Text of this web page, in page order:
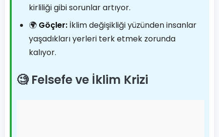
kirliliği gibi sorunlar artıyor.
🌍 Göçler: İklim değişikliği yüzünden insanlar
yaşadıkları yerleri terk etmek zorunda
kalıyor.
🧐 Felsefe ve İklim Krizi